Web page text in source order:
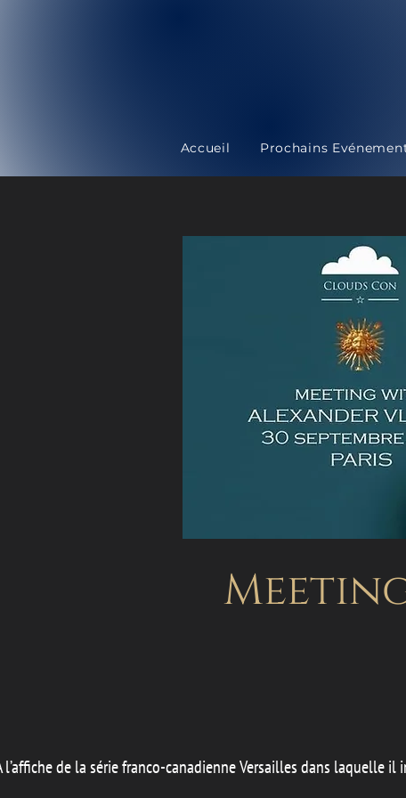
Accueil Prochains
l’affiche de la série franco-canadienne Versailles dans laquelle